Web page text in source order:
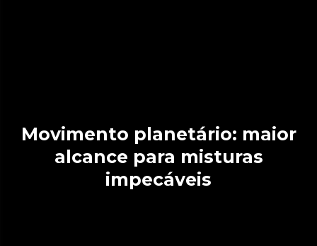
Movimento planetário: maior
alcance para misturas
impecáveis